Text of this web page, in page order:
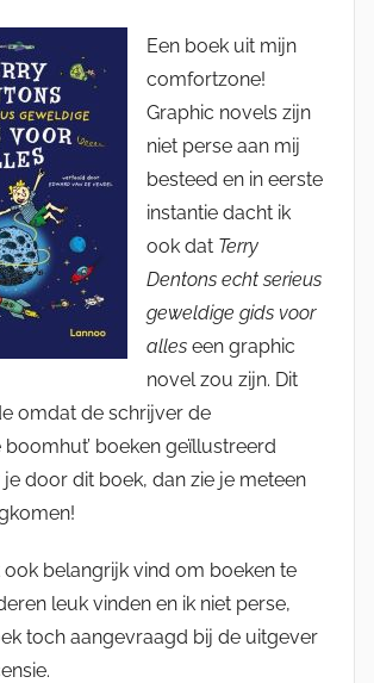
Een boek uit mijn
comfortzone!
Graphic novels zijn
niet perse aan mij
besteed en in eerste
instantie dacht ik
ook dat Terry
Dentons echt serieus
geweldige gids voor
alles een graphic
novel zou zijn. Dit
omdat de schrijver de
boomhut’ boeken geïllustreerd
je door dit boek, dan zie je meteen
ook belangrijk vind om boeken te
leuk vinden en ik niet perse,
toch aangevraagd bij de uitgever